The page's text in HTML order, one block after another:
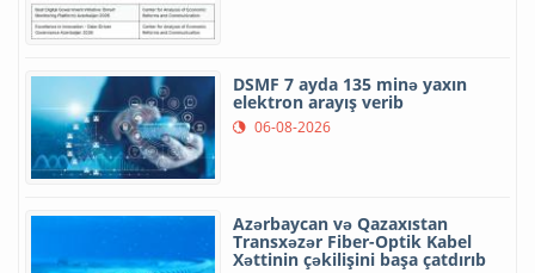
DSMF 7 ayda 135 minə yaxın
elektron arayış verib
06-08-2026
Azərbaycan və Qazaxıstan
Transxəzər Fiber-Optik Kabel
Xəttinin çəkilişini başa çatdırıb